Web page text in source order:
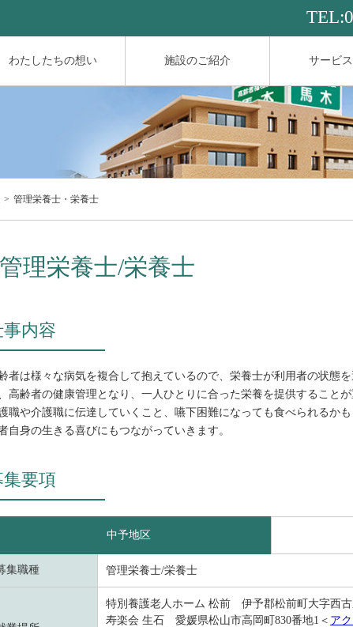
わたしたちの想い 施設のご紹介 サービ
TEL:
管理栄養士・栄養士
管理栄養士/栄養士
事内容
者は様々な病気を複合して抱えているので、栄養士が利用者の状態
高齢者の健康管理となり、一人ひとりに合った栄養を提供すること
職や介護職に伝達していくこと、嚥下困難になっても食べられるか
自身の生きる喜びにもつながっていきます。
集要項
中予地区
集職種 管理栄養士/栄養士
特別養護老人ホーム 松前 伊予郡松前町大字西古
寿楽会 生石 愛媛県松山市高岡町830番地1＜ ア